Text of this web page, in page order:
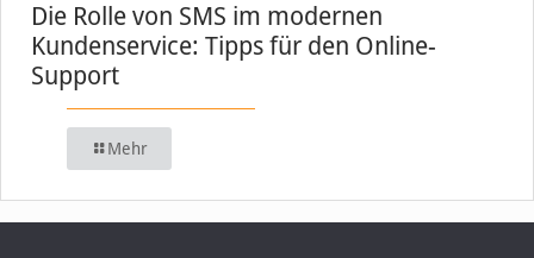
Die Rolle von SMS im modernen
Kundenservice: Tipps für den Online-
Support
Mehr